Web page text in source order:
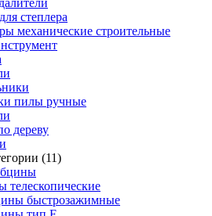
степлера
механические строительные
пилы ручные
дереву
(11)
телескопические
быстрозажимные